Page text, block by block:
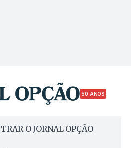
50 ANOS
O JORNAL OPÇÃO